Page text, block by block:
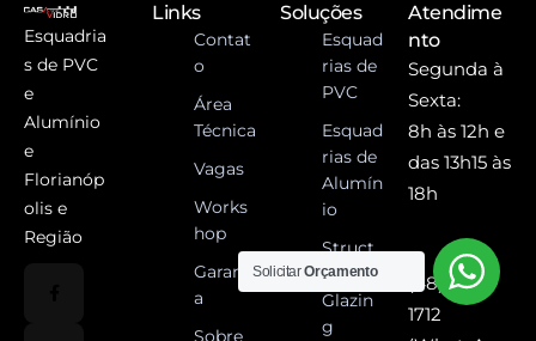
Esquadria
s de PVC
e
Alumínio
e
Florianóp
olis e
Região
Links
Contat
o
Área
Técnica
Vagas
Works
hop
Garanti
a
Sobre
Soluções
Esquad
rias de
PVC
Esquad
rias de
Alumín
io
Struct
ural
Glazin
g
Atendime
nto
Segunda à
Sexta:
8h às 12h e
das 13h15 às
18h
(48) 3557-
1712
SolicitarOrçamento